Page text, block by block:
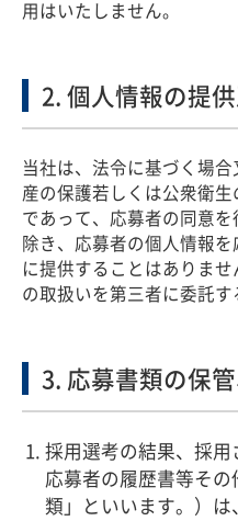
用はいたしません。
2. 個人情報の提
当社は、法令に基づく場
産の保護若しくは公衆衛
であって、応募者の同意
除き、応募者の個人情報
に提供することはありま
の取扱いを第三者に委託す
3. 応募書類の保
採用選考の結果、採用
応募者の履歴書等そ
類」といいます。）